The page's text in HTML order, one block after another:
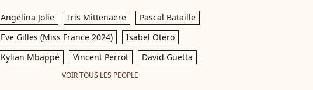
Angelina Jolie Iris Mittenaere
Pascal Bataille
Eve Gilles (Miss France 2024)
Isabel Otero
Kylian Mbappé
Vincent Perrot David Guetta
VOIR TOUS LES PEOPLE